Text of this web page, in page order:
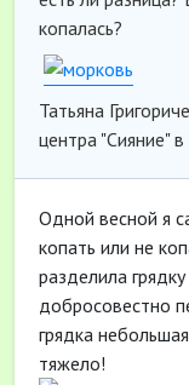
копалась?
Татьяна
центра "Сияние" в
Одной весной я
копать или не
разделила
добросовестно
грядка
тяжело!